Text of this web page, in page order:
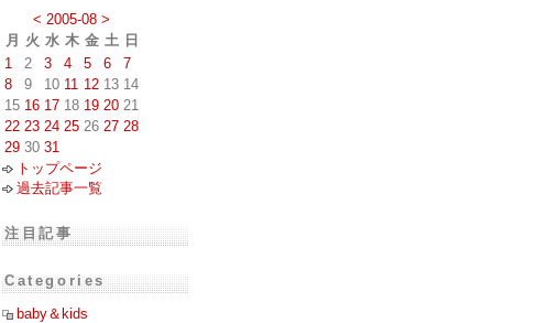
< 2005-08 >
月
火 水 木 金 土 日
1
2 3 4 5 6
7
8
9 10 11 12 13 14
15 16 17 18 19 20 21
22 23 24 25 26 27 28
29 30 31
トップページ
過去記事一覧
注目記事
Categories
baby＆kids